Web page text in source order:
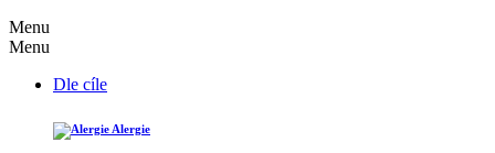
Menu
Menu
Dle cíle
Alergie